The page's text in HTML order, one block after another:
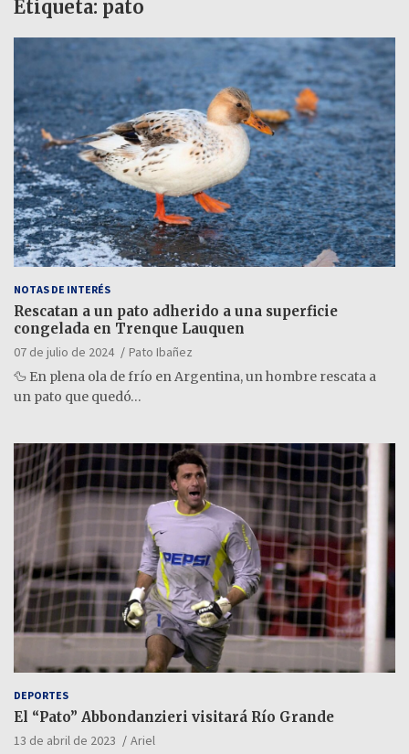
Etiqueta: pato
NOTAS DE INTERÉS
Rescatan a un pato adherido a una superficie
congelada en Trenque Lauquen
07 de julio de 2024
Pato Ibañez
🦆 En plena ola de frío en Argentina, un hombre rescata a
un pato que quedó…
DEPORTES
El “Pato” Abbondanzieri visitará Río Grande
13 de abril de 2023
Ariel